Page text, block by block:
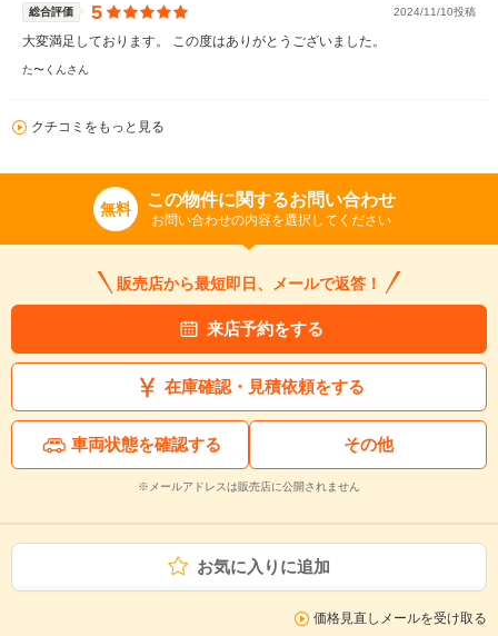
総合評価 5 2024/11/10投稿
大変満足しております。 この度はありがとうございました。
た〜くんさん
クチコミをもっと見る
無料 この物件に関するお問い合わせ
お問い合わせの内容を選択してください
販売店から最短即日、メールで返答！
来店予約をする
在庫確認・見積依頼をする
車両状態を確認する その他
※メールアドレスは販売店に公開されません
お気に入りに追加
価格見直しメールを受け取る